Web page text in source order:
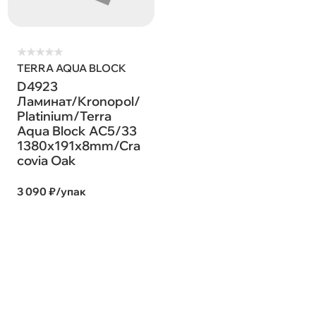
★★★★★
TERRA AQUA BLOCK
D4923
Ламинат/Kronopol/
Platinium/Terra
Aqua Block AC5/33
1380х191х8mm/Cra
covia Oak
3 090 ₽/упак